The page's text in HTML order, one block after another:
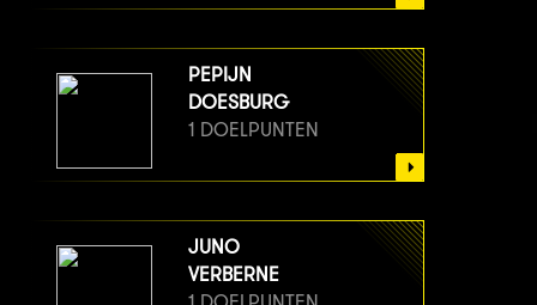
PEPIJN
DOESBURG
1 DOELPUNTEN
JUNO
VERBERNE